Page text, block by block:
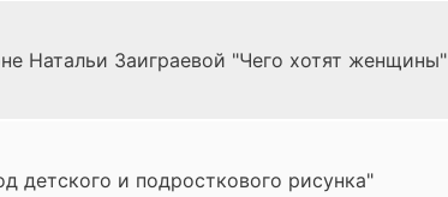
Натальи Заиграевой "Чего хотят женщины"
детского и подросткового рисунка"